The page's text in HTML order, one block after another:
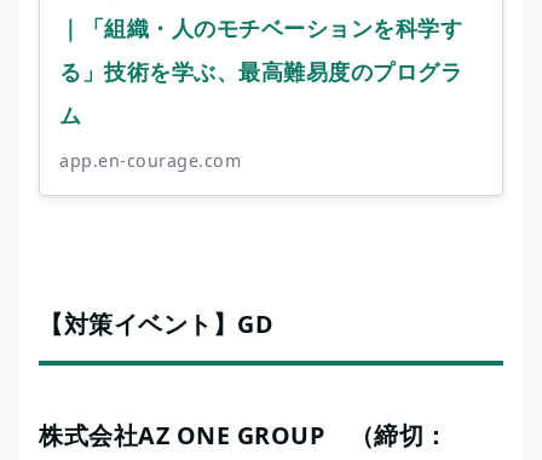
｜「組織・人のモチベーションを科学す
る」技術を学ぶ、最高難易度のプログラ
ム
app.en-courage.com
【対策イベント】GD
株式会社AZ ONE GROUP （締切：